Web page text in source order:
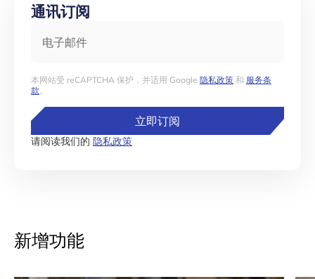
通讯订阅
本网站受 reCAPTCHA 保护，并适用 Google 隐私政策 和 服务条
款。
立即订阅
请阅读我们的 隐私政策
新增功能